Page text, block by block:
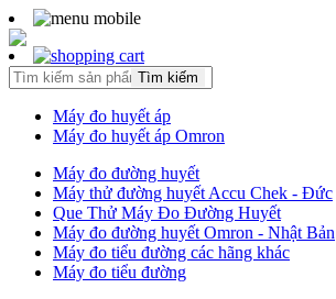
Tìm kiếm
Máy đo huyết áp
Máy đo huyết áp Omron
Máy đo đường huyết
Máy thử đường huyết Accu Chek - Đức
Que Thử Máy Đo Đường Huyết
Máy đo đường huyết Omron - Nhật Bản
Máy đo tiểu đường các hãng khác
Máy đo tiểu đường